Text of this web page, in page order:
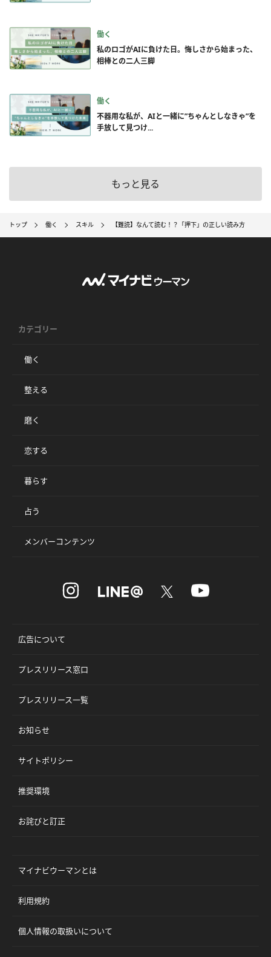
働く
私のロゴがAIに負けた日。悔しさから始まった、
相棒との二人三脚
働く
不器用な私が、AIと一緒に”ちゃんとしなきゃ”を
手放して見つけ...
もっと見る
トップ 働く スキル 【難読】なんて読む！？「押下」の正しい読み方
カテゴリー
働く
整える
磨く
恋する
暮らす
占う
メンバーコンテンツ
広告について
プレスリリース窓口
プレスリリース一覧
お知らせ
サイトポリシー
推奨環境
お詫びと訂正
マイナビウーマンとは
利用規約
個人情報の取扱いについて